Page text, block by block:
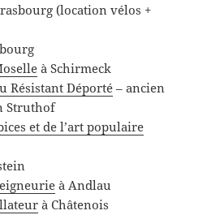
(location vélos +
à Schirmeck
Résistant Déporté – ancien
Struthof
et de l’art populaire
à Andlau
à Châtenois